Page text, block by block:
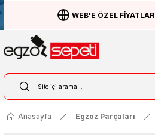
WEB'E ÖZEL FİYATLAR
Anasayfa Egzoz Parçaları